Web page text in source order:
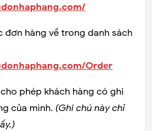
đơn hàng về trong danh sách
Order
cho phép khách hàng có ghi
của mình. (Ghi chú này chỉ